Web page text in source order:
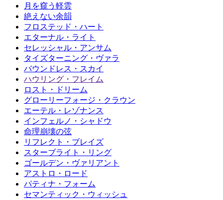
月を窺う軽雲
絶えない余韻
フロステッド・ハート
エターナル・ライト
セレッシャル・アンサム
タイズターニング・ヴァラ
バウンドレス・スカイ
ハウリング・フレイム
ロスト・ドリーム
グローリーフォージ・クラウン
エーテル・レゾナンス
インフェルノ・シャドウ
命理崩壊の弦
リフレクト・ブレイズ
スターブライト・リング
ゴールデン・ヴァリアント
アストロ・ロード
パティナ・フォーム
セマンティック・ウィッシュ